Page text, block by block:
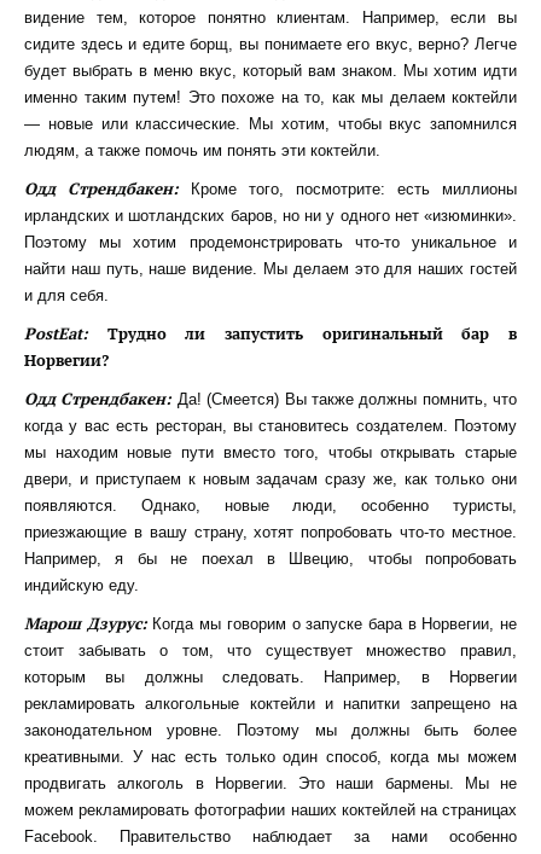
видение тем, которое понятно клиентам. Например, если вы
сидите здесь и едите борщ, вы понимаете его вкус, верно? Легче
будет выбрать в меню вкус, который вам знаком. Мы хотим идти
именно таким путем! Это похоже на то, как мы делаем коктейли
— новые или классические. Мы хотим, чтобы вкус запомнился
людям, а также помочь им понять эти коктейли.
Одд Стрендбакен:
Кроме того, посмотрите: есть миллионы
ирландских и шотландских баров, но ни у одного нет «изюминки».
Поэтому мы хотим продемонстрировать что-то уникальное и
найти наш путь, наше видение. Мы делаем это для наших гостей
и для себя.
PostEat: Трудно ли запустить оригинальный бар в
Норвегии?
Одд Стрендбакен: Да! (Смеется) Вы также должны помнить, что
когда у вас есть ресторан, вы становитесь создателем. Поэтому
мы находим новые пути вместо того, чтобы открывать старые
двери, и приступаем к новым задачам сразу же, как только они
появляются. Однако, новые люди, особенно туристы,
приезжающие в вашу страну, хотят попробовать что-то местное.
Например, я бы не поехал в Швецию, чтобы попробовать
индийскую еду.
Марош Дзурус: Когда мы говорим о запуске бара в Норвегии, не
стоит забывать о том, что существует множество правил,
которым вы должны следовать. Например, в Норвегии
рекламировать алкогольные коктейли и напитки запрещено на
законодательном уровне. Поэтому мы должны быть более
креативными. У нас есть только один способ, когда мы можем
продвигать алкоголь в Норвегии. Это наши бармены. Мы не
можем рекламировать фотографии наших коктейлей на страницах
Facebook. Правительство наблюдает за нами особенно